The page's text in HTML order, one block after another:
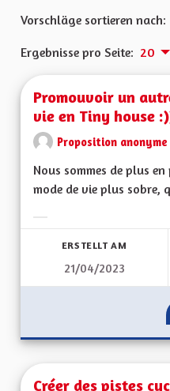
Vorschläge sortieren nach:
Ergebnisse pro Seite: 20
Promouvoir un
vie en Tiny house
Proposition anonyme
Nous sommes de plus
mode de vie plus sobre,
ERSTELLT AM
21/04/2023
Créer des pistes